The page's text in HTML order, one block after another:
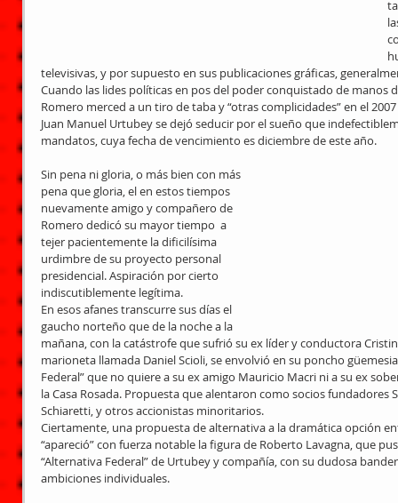
televisivas, y por supuesto en sus publicaciones gráficas,
Cuando las lides políticas en pos del poder conquistado de manos
Romero merced a un tiro de taba y “otras complicidades” en el
Juan Manuel Urtubey se dejó seducir por el sueño que
mandatos, cuya fecha de vencimiento es diciembre de este año.
Sin pena ni gloria, o más bien con más
pena que gloria, el en estos tiempos
nuevamente amigo y compañero de
Romero dedicó su mayor tiempo  a
tejer pacientemente la dificilísima
urdimbre de su proyecto personal
presidencial. Aspiración por cierto
indiscutiblemente legítima.
En esos afanes transcurre sus días el
gaucho norteño que de la noche a la
mañana, con la catástrofe que sufrió su ex líder y conductora
marioneta llamada Daniel Scioli, se envolvió en su poncho
Federal” que no quiere a su ex amigo Mauricio Macri ni a su ex
la Casa Rosada. Propuesta que alentaron como socios fundadores
Schiaretti, y otros accionistas minoritarios.
Ciertamente, una propuesta de alternativa a la dramática opción
“apareció” con fuerza notable la figura de Roberto Lavagna, que
“Alternativa Federal” de Urtubey y compañía, con su dudosa
ambiciones individuales.